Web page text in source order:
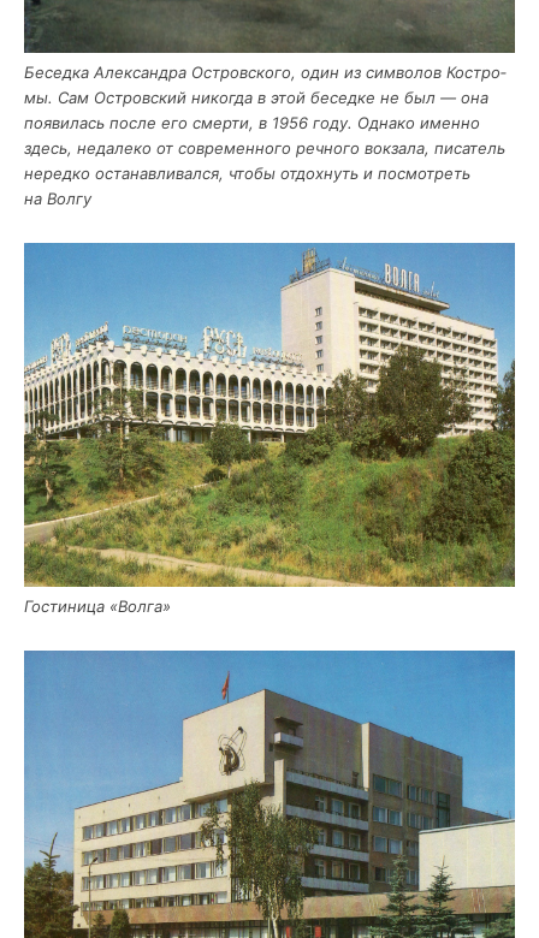
Бесед­ка Алек­сандра Ост­ров­ско­го, один из сим­во­лов Костро­
мы. Сам Ост­ров­ский нико­гда в этой бесед­ке не был — она
появи­лась после его смер­ти, в 1956 году. Одна­ко имен­но
здесь, неда­ле­ко от совре­мен­но­го реч­но­го вок­за­ла, писа­тель
неред­ко оста­нав­ли­вал­ся, что­бы отдох­нуть и посмот­реть
на Волгу
Гости­ни­ца «Вол­га»